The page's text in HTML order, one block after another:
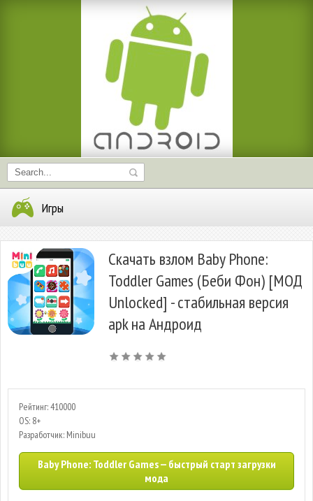
Игры
Скачать взлом Baby Phone:
Toddler Games (Беби Фон) [МОД
Unlocked] - стабильная версия
apk на Андроид
Рейтинг: 410000
OS: 8+
Разработчик: Minibuu
Baby Phone: Toddler Games — быстрый старт загрузки
мода